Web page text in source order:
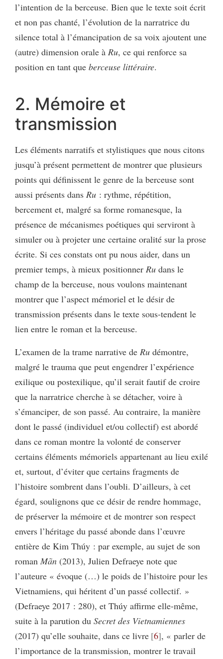
l’intention de la berceuse. Bien que le texte soit écrit
et non pas chanté, l’évolution de la narratrice du
silence total à l’émancipation de sa voix ajoutent une
(autre) dimension orale à Ru, ce qui renforce sa
position en tant que berceuse littéraire.
2. Mémoire et
transmission
Les éléments narratifs et stylistiques que nous citons
jusqu’à présent permettent de montrer que plusieurs
points qui définissent le genre de la berceuse sont
aussi présents dans Ru : rythme, répétition,
bercement et, malgré sa forme romanesque, la
présence de mécanismes poétiques qui serviront à
simuler ou à projeter une certaine oralité sur la prose
écrite. Si ces constats ont pu nous aider, dans un
premier temps, à mieux positionner Ru dans le
champ de la berceuse, nous voulons maintenant
montrer que l’aspect mémoriel et le désir de
transmission présents dans le texte sous-tendent le
lien entre le roman et la berceuse.
L’examen de la trame narrative de Ru démontre,
malgré le trauma que peut engendrer l’expérience
exilique ou postexilique, qu’il serait fautif de croire
que la narratrice cherche à se détacher, voire à
s’émanciper, de son passé. Au contraire, la manière
dont le passé (individuel et/ou collectif) est abordé
dans ce roman montre la volonté de conserver
certains éléments mémoriels appartenant au lieu exilé
et, surtout, d’éviter que certains fragments de
l’histoire sombrent dans l’oubli. D’ailleurs, à cet
égard, soulignons que ce désir de rendre hommage,
de préserver la mémoire et de montrer son respect
envers l’héritage du passé abonde dans l’œuvre
entière de Kim Thúy : par exemple, au sujet de son
roman Mãn (2013), Julien Defraeye note que
l’auteure « évoque (…) le poids de l’histoire pour les
Vietnamiens, qui héritent d’un passé collectif. »
(Defraeye 2017 : 280), et Thúy affirme elle-même,
suite à la parution du Secret des Vietnamiennes
(2017) qu’elle souhaite, dans ce livre 6 , « parler de
l’importance de la transmission, montrer le travail